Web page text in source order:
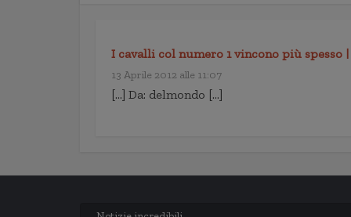
I cavalli col numero 1 vincono più spesso |
13 Aprile 2012 alle 11:07
[…] Da: delmondo […]